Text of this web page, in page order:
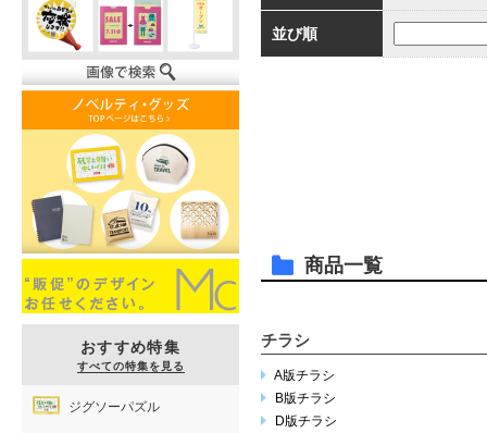
並び順
商品一覧
チラシ
A版チラシ
B版チラシ
D版チラシ
おすすめ特集
すべての特集を見る
ジグソーパズル